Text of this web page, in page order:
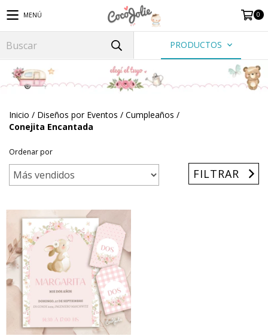
MENÚ 0
PRODUCTOS
Inicio / Diseños por Eventos / Cumpleaños /
Conejita Encantada
Ordenar por
FILTRAR